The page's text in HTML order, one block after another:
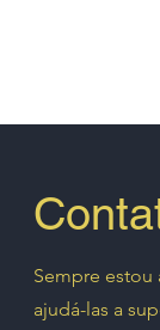
Sempre estou
ajudá-las a